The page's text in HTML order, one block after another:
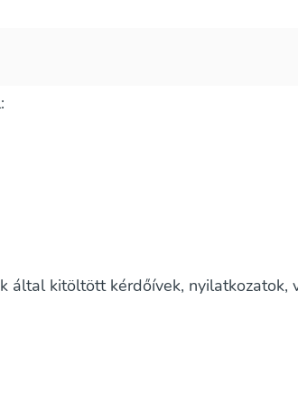
által kitöltött kérdőívek, nyilatkozatok,